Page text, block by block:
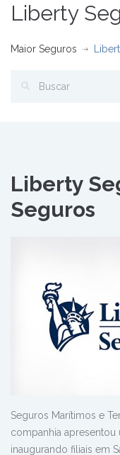
Liberty
Maior Seguros
Liberty
Seguros
Seguros Marítimos e
companhia apresentou
inaugurando filiais em